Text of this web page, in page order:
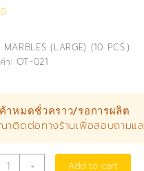
MARBLES (LARGE) (10 PCS.)
า: OT-021
าหมดชั่วคราว/รอการผลิต
าติดต่อทางร้านเพื่อสอบถามแ
ลูก
+ Add to cart